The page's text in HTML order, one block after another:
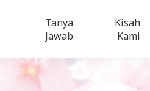
Tanya
Jawab
Kisah
Kami